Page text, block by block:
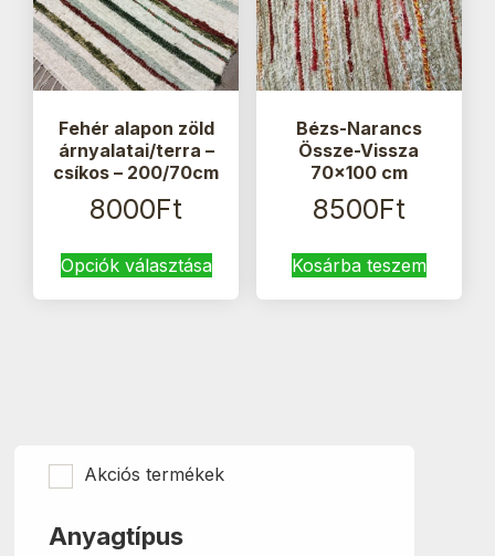
Fehér alapon zöld
árnyalatai/terra –
csíkos – 200/70cm
8000Ft
Opciók választásaa
terméknek
termékoldalon
Bézs-Narancs
Össze-Vissza
70×100 cm
8500Ft
Kosárba teszem
Akciós termékek
Anyagtípus